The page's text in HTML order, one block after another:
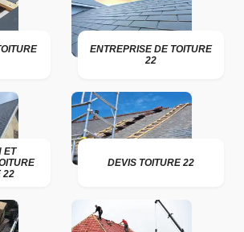
ENTREPRISE DE TOITURE
22
ET
22
DEVIS TOITURE 22